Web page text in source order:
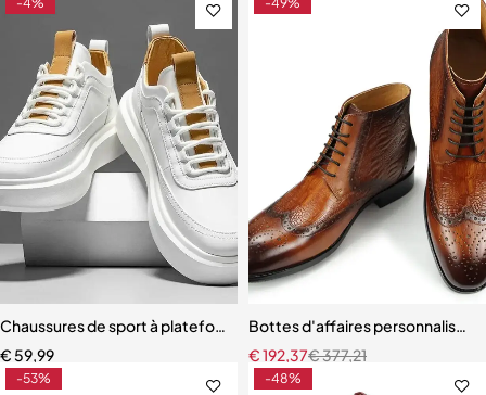
Chaussures de sport à plateforme en cuir PU pour hommes
€ 59,99
Bottes d'affaires personnalisées
€377,21
€192,37
-53% -48%